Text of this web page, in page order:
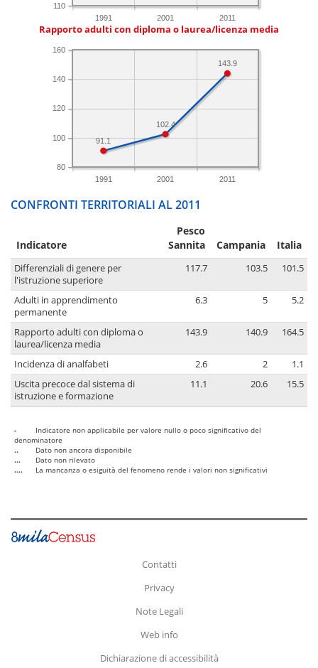
1991 2001 2011
110
Rapporto adulti con diploma o laurea/licenza media
1991 2001 2011
80
100
120
140
160
143.9
102.4
91.1
CONFRONTI TERRITORIALI AL 2011
Indicatore
Pesco
Sannita
Campania Italia
Differenziali di genere per
l'istruzione superiore
117.7 103.5 101.5
Adulti in apprendimento
permanente
6.3 5 5.2
Rapporto adulti con diploma o
laurea/licenza media
143.9 140.9 164.5
Incidenza di analfabeti 2.6 2
1.1
Uscita precoce dal sistema di
istruzione e formazione
11.1 20.6 15.5
-
Indicatore non applicabile per valore nullo o poco significativo del
denominatore
..
Dato non ancora disponibile
...
Dato non rilevato
....
La mancanza o esiguità del fenomeno rende i valori non significativi
Contatti
Privacy
Note Legali
Web info
Dichiarazione di accessibilità